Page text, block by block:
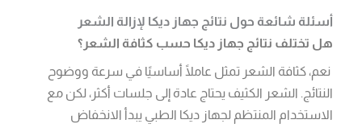
أسئلة شائعة حول نتائج جهاز ديكا لإزالة الشعر
هل تختلف نتائج جهاز ديكا حسب كثافة الشعر؟
نعم، كثافة الشعر تمثل عاملًا أساسيًا في سرعة ووضوح
النتائج. الشعر الكثيف يحتاج عادة إلى جلسات أكثر، لكن مع
الاستخدام المنتظم لجهاز ديكا الطبي يبدأ الانخفاض